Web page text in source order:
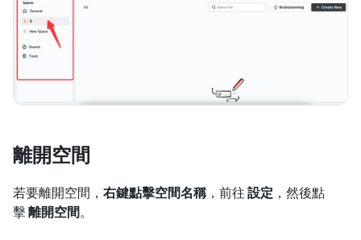
離開空間
若要離開空間， 右鍵點擊空間名稱，前往 設定 ，然後點
擊 離開空間。